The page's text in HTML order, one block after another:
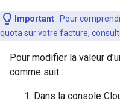
Important : Pour
quota sur votre facture,
Pour modifier la valeur
comme suit :
Dans la console